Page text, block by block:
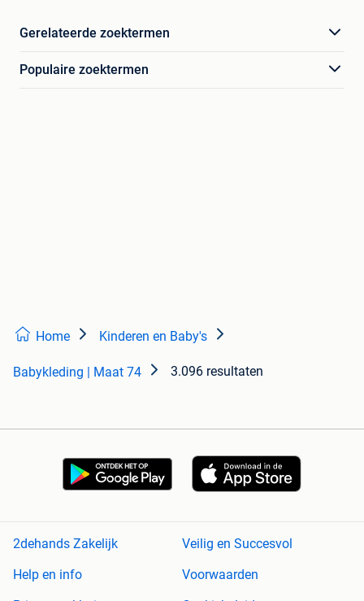
Gerelateerde zoektermen
Populaire zoektermen
Home Kinderen en Baby's
Babykleding | Maat 74 3.096 resultaten
2dehands Zakelijk
Veilig en Succesvol
Help en info
Voorwaarden